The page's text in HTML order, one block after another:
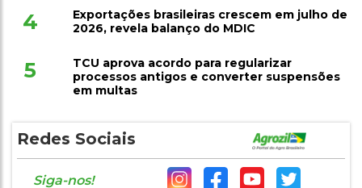
4
Exportações brasileiras crescem em julho de
2026, revela balanço do MDIC
5
TCU aprova acordo para regularizar
processos antigos e converter suspensões
em multas
Redes Sociais
Siga-nos!